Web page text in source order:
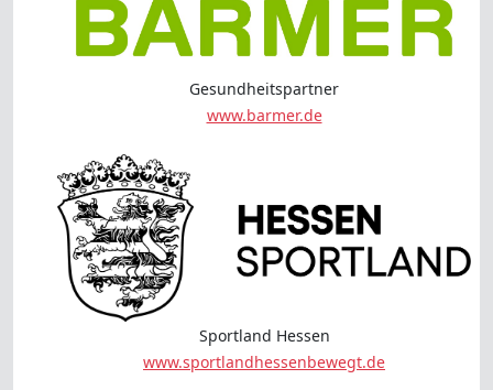
Gesundheitspartner
www.barmer.de
Sportland Hessen
www.sportlandhessenbewegt.de